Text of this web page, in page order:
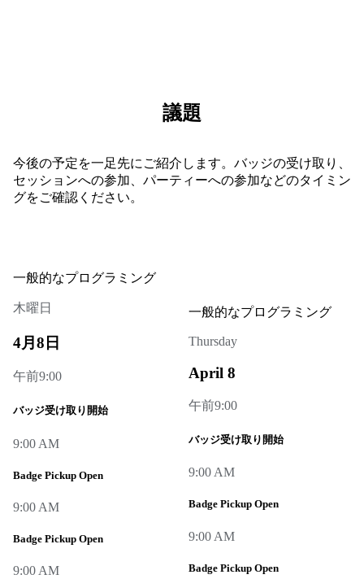
議題
今後の予定を一足先にご紹介します。バッジの受け取り、
セッションへの参加、パーティーへの参加などのタイミン
グをご確認ください。
一般的なプログラミング
木曜日
4月8日
午前9:00
バッジ受け取り開始
9:00 AM
Badge Pickup Open
9:00 AM
Badge Pickup Open
9:00 AM
一般的なプログラミング
Thursday
April 8
午前9:00
バッジ受け取り開始
9:00 AM
Badge Pickup Open
9:00 AM
Badge Pickup Open